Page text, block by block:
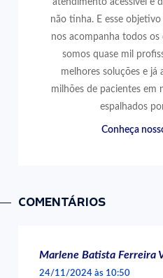
não tinha. E esse
nos acompanha todos os
somos quase mil
melhores soluções e já
milhões de pacientes em
espalhados
Conheça
COMENTÁRIOS
Marlene Batista Ferreira
24/11/2024 às 10:50